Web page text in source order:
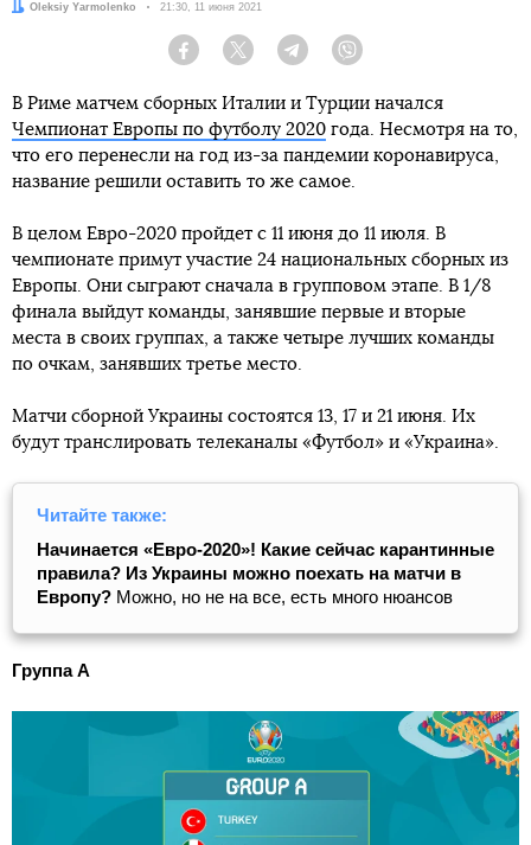
Автор:
Oleksiy Yarmolenko Дата:
21:30, 11 июня 2021
Facebook Twitter Telegram
В Риме матчем сборных Италии и Турции начался
Чемпионат Европы по футболу 2020 года. Несмотря на то,
что его перенесли на год из-за пандемии коронавируса,
название решили оставить то же самое.
В целом Евро-2020 пройдет с 11 июня до 11 июля. В
чемпионате примут участие 24 национальных сборных из
Европы. Они сыграют сначала в групповом этапе. В 1/8
финала выйдут команды, занявшие первые и вторые
места в своих группах, а также четыре лучших команды
по очкам, занявших третье место.
Матчи сборной Украины состоятся 13, 17 и 21 июня. Их
будут транслировать телеканалы «Футбол» и «Украина».
Читайте также:
Начинается «Евро-2020»! Какие сейчас карантинные
правила? Из Украины можно поехать на матчи в
Европу? Можно, но не на все, есть много нюансов
Группа А